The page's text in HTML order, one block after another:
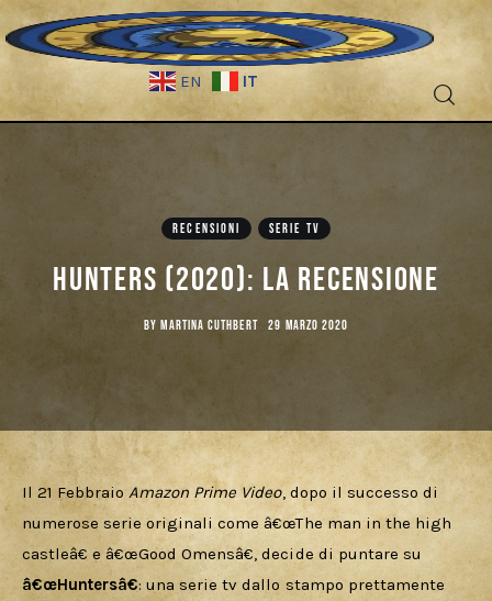
EN IT
Fantascienza
Games
Recensioni
Cercatori
Download
RECENSIONI SERIE TV
Hunters (2020): La Recensione
BY MARTINA CUTHBERT 29 MARZO 2020
Il 21 Febbraio Amazon Prime Video, dopo il successo di
numerose serie originali come â€œThe man in the high
castleâ€ e â€œGood Omensâ€, decide di puntare su
â€œHuntersâ€: una serie tv dallo stampo prettamente